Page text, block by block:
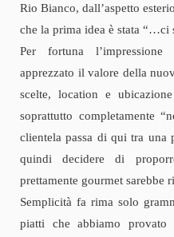
Rio Bianco, dall’aspetto
che la prima idea è stata “…ci
Per fortuna
apprezzato il valore della
scelte, location e
soprattutto completamente
clientela passa di qui tra una
quindi decidere di
prettamente gourmet sarebbe
Semplicità fa rima solo
piatti che abbiamo provato